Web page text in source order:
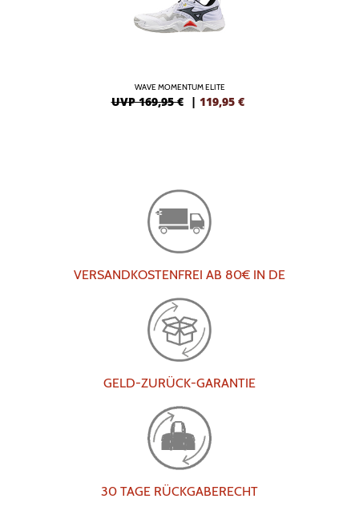
WAVE MOMENTUM ELITE
UVP 169,95 € | 119,95 €
VERSANDKOSTENFREI AB 80€ IN DE
GELD-ZURÜCK-GARANTIE
30 TAGE RÜCKGABERECHT